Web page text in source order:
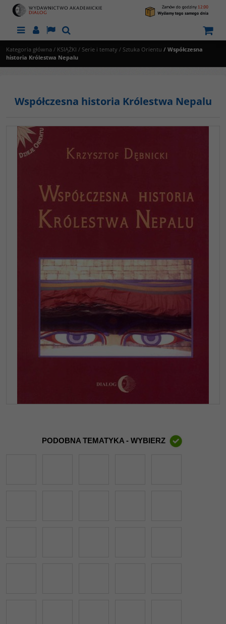
MenuPanelLangSzukaj
Kategoria główna / KSIĄŻKI / Serie i tematy / Sztuka Orientu / Współczesna
historia Królestwa Nepalu
Współczesna historia Królestwa Nepalu
PODOBNA TEMATYKA - WYBIERZ